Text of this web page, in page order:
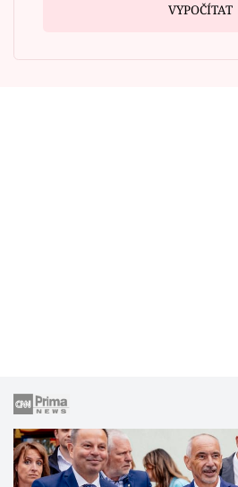
VYPOČÍTAT